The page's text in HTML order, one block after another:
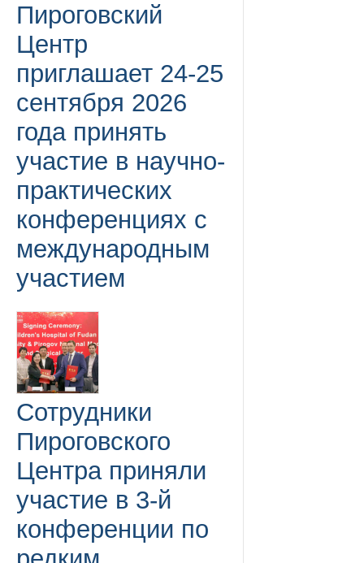
Пироговский
Центр
приглашает 24-25
сентября 2026
года принять
участие в научно-
практических
конференциях с
международным
участием
Сотрудники
Пироговского
Центра приняли
участие в 3-й
конференции по